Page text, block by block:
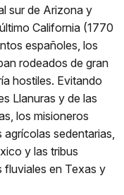
sur de Arizona y
California (1770
españoles, los
rodeados de gran
hostiles. Evitando
Llanuras y de las
los misioneros
sedentarias,
y las tribus
fluviales en Texas y